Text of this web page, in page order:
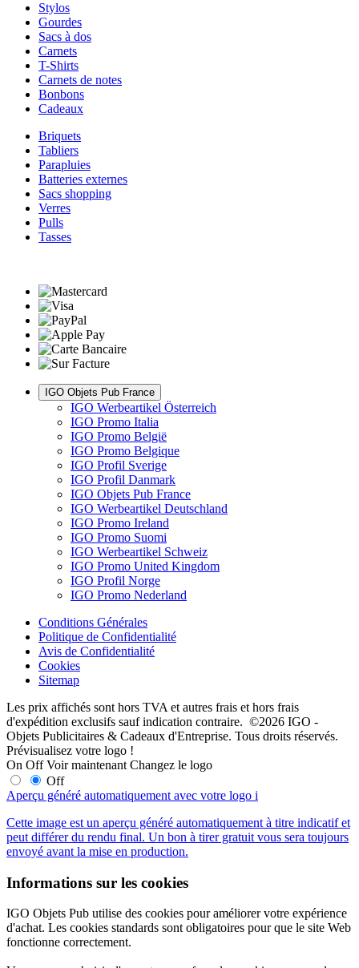
Stylos
Gourdes
Sacs à dos
Carnets
T-Shirts
Carnets de notes
Bonbons
Cadeaux
Briquets
Tabliers
Parapluies
Batteries externes
Sacs shopping
Verres
Pulls
Tasses
IGO Objets Pub France
IGO Werbeartikel Österreich
IGO Promo Italia
IGO Promo België
IGO Promo Belgique
IGO Profil Sverige
IGO Profil Danmark
IGO Objets Pub France
IGO Werbeartikel Deutschland
IGO Promo Ireland
IGO Promo Suomi
IGO Werbeartikel Schweiz
IGO Promo United Kingdom
IGO Profil Norge
IGO Promo Nederland
Conditions Générales
Politique de Confidentialité
Avis de Confidentialité
Cookies
Sitemap
Les prix affichés sont hors TVA et autres frais et hors frais
d'expédition exclusifs sauf indication contraire. ©2026 IGO -
Objets Publicitaires & Cadeaux d'Entreprise. Tous droits réservés.
Prévisualisez votre logo !
On Off Voir maintenant Changez le logo
Off
Aperçu généré automatiquement avec votre logo i
Cette image est un aperçu généré automatiquement à titre indicatif et
peut différer du rendu final. Un bon à tirer gratuit vous sera toujours
envoyé avant la mise en production.
Informations sur les cookies
IGO Objets Pub utilise des cookies pour améliorer votre expérience
d'achat. Les cookies standards sont obligatoires pour que le site Web
fonctionne correctement.